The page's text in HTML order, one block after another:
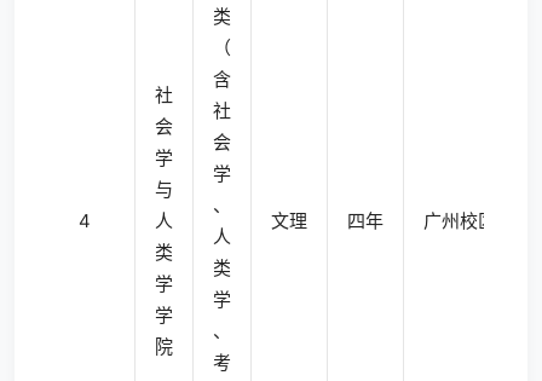
4
社
会
学
与
人
类
学
学
院
类
（
含
社
会
学
、
人
类
学
、
考
文理 四年 广州校区南校